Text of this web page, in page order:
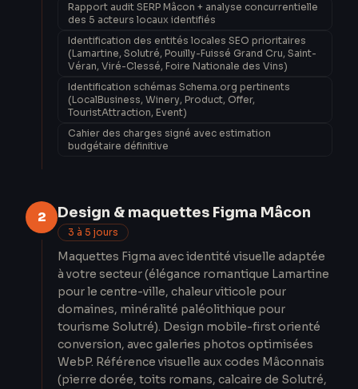
Rapport audit SERP Mâcon + analyse concurrentielle
des 5 acteurs locaux identifiés
Identification des entités locales SEO prioritaires
(Lamartine, Solutré, Pouilly-Fuissé Grand Cru, Saint-
Véran, Viré-Clessé, Foire Nationale des Vins)
Identification schémas Schema.org pertinents
(LocalBusiness, Winery, Product, Offer,
TouristAttraction, Event)
Cahier des charges signé avec estimation
budgétaire définitive
2 Design & maquettes Figma Mâcon
3 à 5 jours
Maquettes Figma avec identité visuelle adaptée
à votre secteur (élégance romantique Lamartine
pour le centre-ville, chaleur viticole pour
domaines, minéralité paléolithique pour
tourisme Solutré). Design mobile-first orienté
conversion, avec galeries photos optimisées
WebP. Référence visuelle aux codes Mâconnais
(pierre dorée, toits romans, calcaire de Solutré,